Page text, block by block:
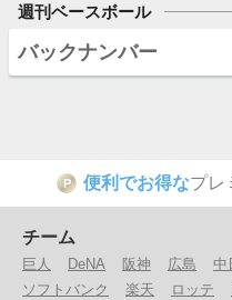
週刊ベースボール
バックナンバー
P 便利でお得なプレ
チーム
巨人 DeNA 阪神 広島 中
ソフトバンク
楽天 ロッテ